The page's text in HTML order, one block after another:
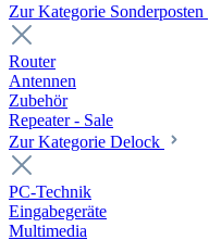
Zur Kategorie Sonderposten
Router
Antennen
Zubehör
Repeater - Sale
Zur Kategorie Delock
PC-Technik
Eingabegeräte
Multimedia